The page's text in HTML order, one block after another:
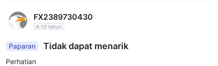
FX2389730430
6-10 tahun
Paparan Tidak dapat menarik
Perhatian